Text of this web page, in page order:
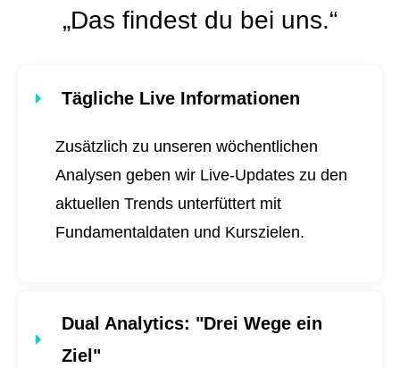
„Das findest du bei uns.“
Tägliche Live Informationen
Zusätzlich zu unseren wöchentlichen
Analysen geben wir Live-Updates zu den
aktuellen Trends unterfüttert mit
Fundamentaldaten und Kurszielen.
Dual Analytics: "Drei Wege ein
Ziel"